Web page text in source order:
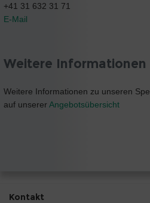
+41 31 632 31 71
E-Mail
Weitere Informationen
Weitere Informationen zu unseren
auf unsererAngebotsübersicht
Kontakt